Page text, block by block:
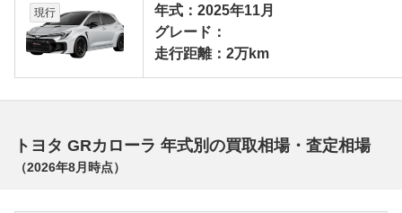
現行
年式：2025年11月
グレード：
走行距離：2万km
トヨタ GRカローラ 年式別の買取相場・査定相場
（2026年8月 時点）